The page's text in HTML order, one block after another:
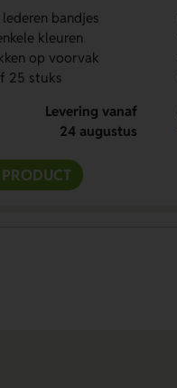
bandjes
kleuren
op voorvak
25 stuks
Levering vanaf
24 augustus